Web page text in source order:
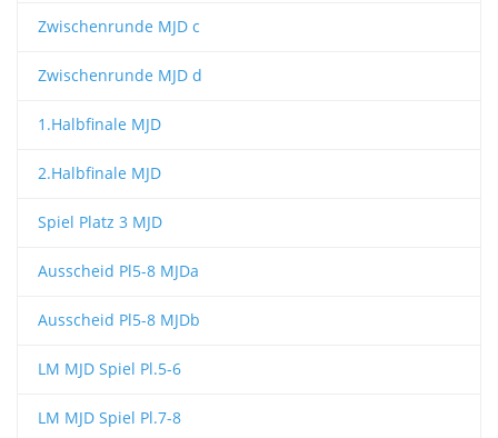
Zwischenrunde MJD c
Zwischenrunde MJD d
1.Halbfinale MJD
2.Halbfinale MJD
Spiel Platz 3 MJD
Ausscheid Pl5-8 MJDa
Ausscheid Pl5-8 MJDb
LM MJD Spiel Pl.5-6
LM MJD Spiel Pl.7-8